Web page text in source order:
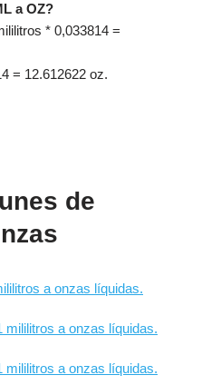
a OZ?
* 0,033814 =
= 12.612622 oz.
de
a onzas líquidas.
mililitros a onzas líquidas.
mililitros a onzas líquidas.